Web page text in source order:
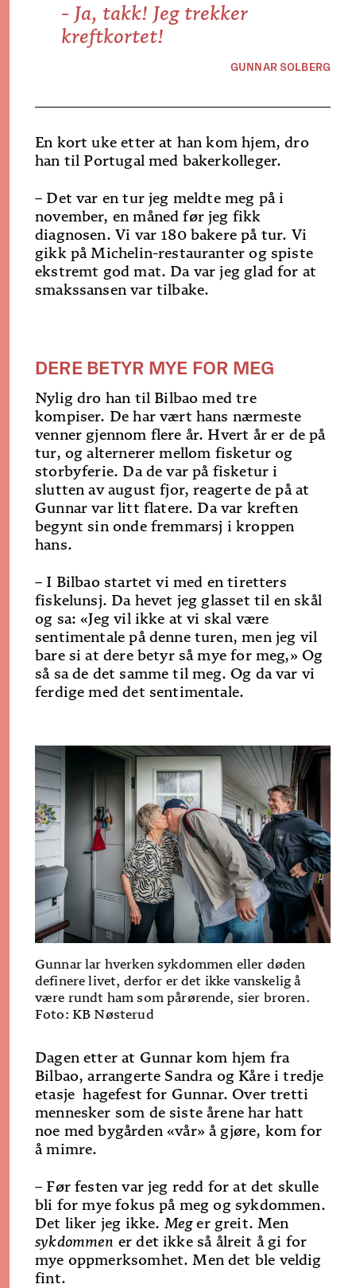
- Ja, takk! Jeg trekker
kreftkortet!
GUNNAR SOLBERG
En kort uke etter at han kom hjem, dro
han til Portugal med bakerkolleger.
– Det var en tur jeg meldte meg på i
november, en måned før jeg fikk
diagnosen. Vi var 180 bakere på tur. Vi
gikk på Michelin-restauranter og spiste
ekstremt god mat. Da var jeg glad for at
smakssansen var tilbake.
DERE BETYR MYE FOR MEG
Nylig dro han til Bilbao med tre
kompiser. De har vært hans nærmeste
venner gjennom flere år. Hvert år er de på
tur, og alternerer mellom fisketur og
storbyferie. Da de var på fisketur i
slutten av august fjor, reagerte de på at
Gunnar var litt flatere. Da var kreften
begynt sin onde fremmarsj i kroppen
hans.
– I Bilbao startet vi med en tiretters
fiskelunsj. Da hevet jeg glasset til en skål
og sa: «Jeg vil ikke at vi skal være
sentimentale på denne turen, men jeg vil
bare si at dere betyr så mye for meg,» Og
så sa de det samme til meg. Og da var vi
ferdige med det sentimentale.
Gunnar lar hverken sykdommen eller døden
definere livet, derfor er det ikke vanskelig å
være rundt ham som pårørende, sier broren.
Foto: KB Nøsterud
Dagen etter at Gunnar kom hjem fra
Bilbao, arrangerte Sandra og Kåre i tredje
etasje hagefest for Gunnar. Over tretti
mennesker som de siste årene har hatt
noe med bygården «vår» å gjøre, kom for
å mimre.
– Før festen var jeg redd for at det skulle
bli for mye fokus på meg og sykdommen.
Det liker jeg ikke. Meger greit. Men
sykdommen er det ikke så ålreit å gi for
mye oppmerksomhet. Men det ble veldig
fint.